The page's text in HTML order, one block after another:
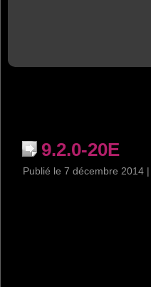
9.2.0-20E
Publié le 7 décembre 2014 |